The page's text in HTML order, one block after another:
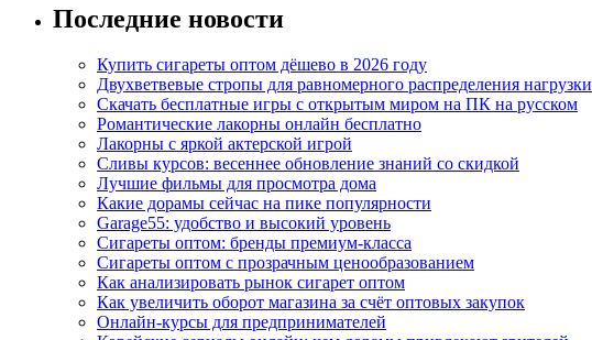
Последние новости
Купить сигареты оптом дёшево в 2026 году
Двухветвевые стропы для равномерного распределения нагрузки
Скачать бесплатные игры с открытым миром на ПК на русском
Романтические лакорны онлайн бесплатно
Лакорны с яркой актерской игрой
Сливы курсов: весеннее обновление знаний со скидкой
Лучшие фильмы для просмотра дома
Какие дорамы сейчас на пике популярности
Garage55: удобство и высокий уровень
Сигареты оптом: бренды премиум-класса
Сигареты оптом с прозрачным ценообразованием
Как анализировать рынок сигарет оптом
Как увеличить оборот магазина за счёт оптовых закупок
Онлайн-курсы для предпринимателей